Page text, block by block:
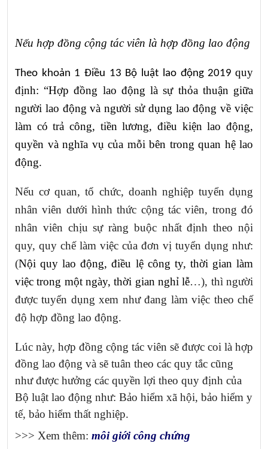
Nếu hợp đồng cộng tác viên là hợp đồng lao động
Theo khoản 1 Điều 13 Bộ luật lao động 2019 quy
định: “Hợp đồng lao động là sự thỏa thuận giữa
người lao động và người sử dụng lao động về việc
làm có trả công, tiền lương, điều kiện lao động,
quyền và nghĩa vụ của mỗi bên trong quan hệ lao
động.
Nếu cơ quan, tổ chức, doanh nghiệp tuyển dụng
nhân viên dưới hình thức cộng tác viên, trong đó
nhân viên chịu sự ràng buộc nhất định theo nội
quy, quy chế làm việc của đơn vị tuyển dụng như:
(Nội quy lao động, điều lệ công ty, thời gian làm
việc trong một ngày, thời gian nghỉ lễ…), thì người
được tuyển dụng xem như đang làm việc theo chế
độ hợp đồng lao động.
Lúc này, hợp đồng cộng tác viên sẽ được coi là hợp
đồng lao động và sẽ tuân theo các quy tắc cũng
như được hưởng các quyền lợi theo quy định của
Bộ luật lao động như: Bảo hiểm xã hội, bảo hiểm y
tế, bảo hiểm thất nghiệp.
>>> Xem thêm: môi giới công chứng